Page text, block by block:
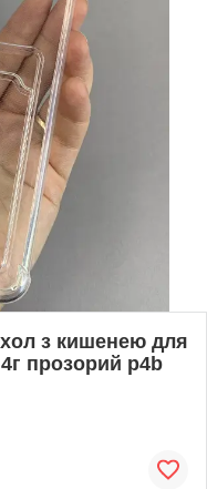
з кишенею для
прозорий p4b